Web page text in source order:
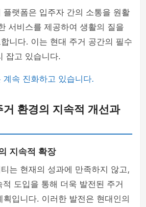
플랫폼은 입주자 간의 소통을 원활
서비스를 제공하여 생활의 질을
니다. 이는 현대 주거 공간의 필수
잡고 있습니다.
계속 진화하고 있습니다.
환경의 지속적 개선과
지속적 확장
는 현재의 성과에 만족하지 않고,
적 도입을 통해 더욱 발전된 주거
획입니다. 이러한 발전은 현대인의